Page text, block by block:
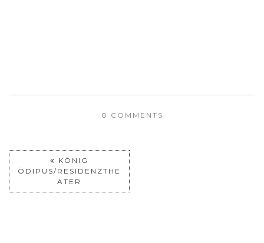
0 COMMENTS
KÖNIG
ÖDIPUS/RESIDENZTHE
ATER